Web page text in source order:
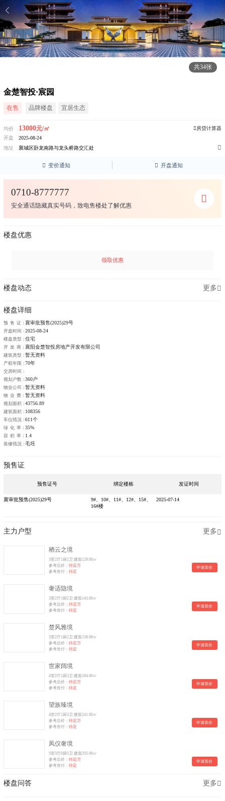
共34张
金楚智投·宸园
在售 品牌楼盘 宜居生态
均价 13000元/㎡
房贷计算器
开盘
2025-08-24
地址
襄城区卧龙南路与龙头桥路交汇处 
 变价通知  开盘通知
0710-8777777
安全通话隐藏真实号码，致电售楼处了解优惠
楼盘优惠
领取优惠
楼盘动态 更多
楼盘详细
预 售 证：襄审批预售(2025)29号
开盘时间：2025-08-24
楼盘类型：住宅
开 发 商：襄阳金楚智投房地产开发有限公司
建筑类型：暂无资料
产权年限：70年
交房时间：
规划户数：360户
物业公司：暂无资料
物 业 费：暂无资料
规划面积：43756.89
建筑面积：108356
车位情况：611个
绿 化 率：35%
容 积 率：1.4
装修情况：毛坯
预售证
预售证号 绑定楼栋 发证时间
襄审批预售(2025)29号
9#、10#、11#、12#、15#、
16#楼
2025-07-14
主力户型 更多
栖云之境
3室2厅1厨2卫 建面129.00㎡
参考总价：待定万
参考首付：待定
申请算价
奢适隐境
3室2厅1厨2卫 建面143.00㎡
参考总价：待定万
参考首付：待定
申请算价
楚风雅境
3室2厅1厨2卫 建面158.00㎡
参考总价：待定万
参考首付：待定
申请算价
世家阔境
4室2厅1厨3卫 建面194.00㎡
参考总价：待定万
参考首付：待定
申请算价
望族臻境
4室2厅1厨3卫 建面241.00㎡
参考总价：待定万
参考首付：待定
申请算价
凤仪奢境
5室3厅0厨5卫 建面355.00㎡
参考总价：待定万
参考首付：待定
申请算价
楼盘问答 更多